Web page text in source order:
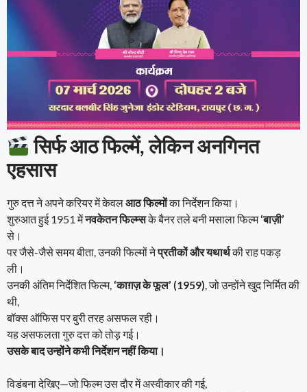
सिर्फ आठ फिल्में, लेकिन अनगिनत
एहसास
गुरु दत्त ने अपने करियर में केवलआठ फिल्मोंका निर्देशन किया।
शुरुआत हुई 1951 मेंनवकेतन फिल्म्सके बैनर तले बनी मसाला फिल्म‘बाज़ी’
से।
पर जैसे-जैसे समय बीता, उनकी फिल्मों नेप्रतीकों और यथार्थकी राह पकड़
ली।
उनकी अंतिम निर्देशित फिल्म,‘काग़ज़ के फूल’ (1959), जो उन्होंने खुद निर्मित की
थी,
बॉक्स ऑफिस पर बुरी तरह असफल रही।
यह असफलता गुरु दत्त को तोड़ गई।
उसके बाद उन्होंने कभी निर्देशन नहीं किया।
विडंबना देखिए—जो फिल्म उस दौर में अस्वीकार की गई,